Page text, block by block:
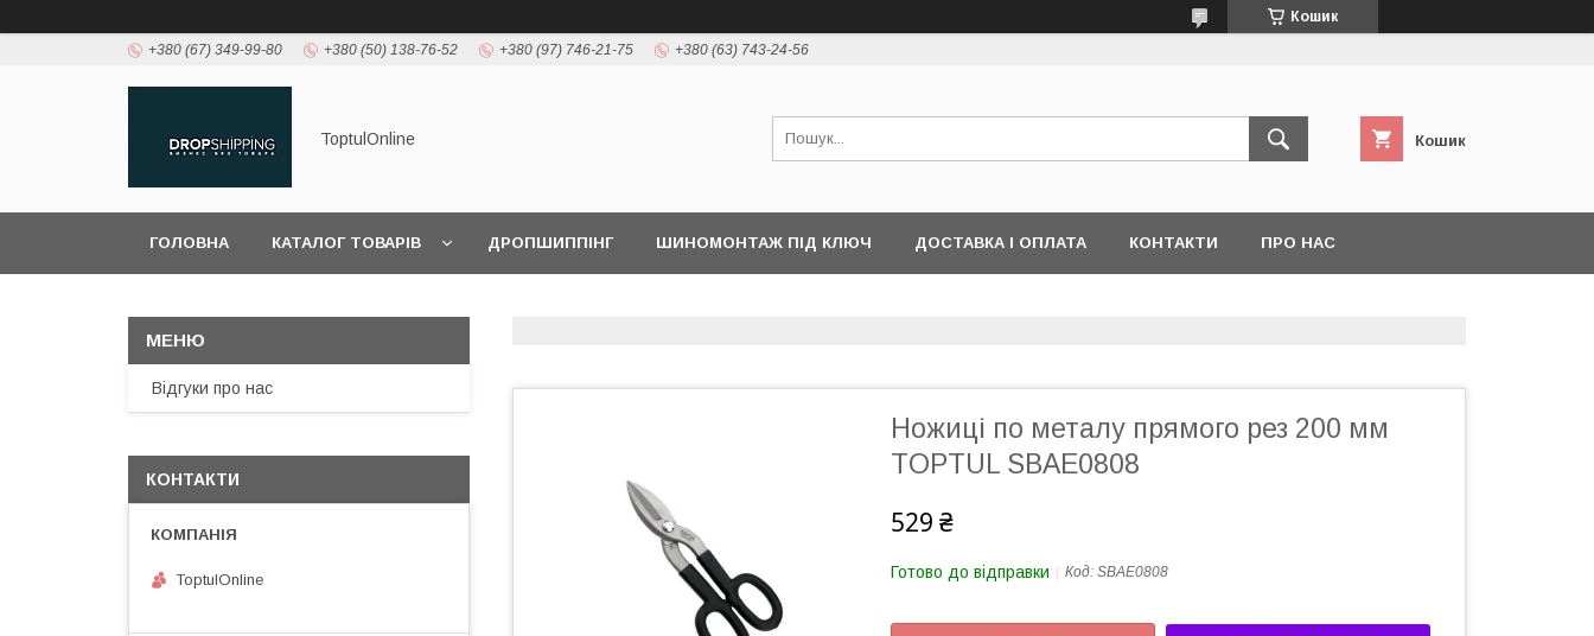
Кошик
+380 (67) 349-99-80 +380 (50) 138-76-52 +380 (97) 746-21-75 +380 (63) 743-24-56
ToptulOnline Кошик
ГОЛОВНА КАТАЛОГ ТОВАРІВ ДРОПШИППІНГ ШИНОМОНТАЖ ПІД КЛЮЧ ДОСТАВКА І ОПЛАТА КОНТАКТИ ПРО НАС
Ножиці по металу прямого рез 200 мм
TOPTUL SBAE0808
529 ₴
Готово до відправки Код: SBAE0808
Відгуки про нас
КОНТАКТИ
ToptulOnline